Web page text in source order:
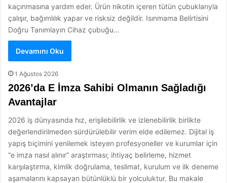
kaçınmasına yardım eder. Ürün nikotin içeren tütün çubuklarıyla
çalışır, bağımlılık yapar ve risksiz değildir. Isınmama Belirtisini
Doğru Tanımlayın Cihaz çubuğu…
Devamını Oku
1 Ağustos 2026
2026’da E İmza Sahibi Olmanın Sağladığı
Avantajlar
2026 iş dünyasında hız, erişilebilirlik ve izlenebilirlik birlikte
değerlendirilmeden sürdürülebilir verim elde edilemez. Dijital iş
yapış biçimini yenilemek isteyen profesyoneller ve kurumlar için
“e imza nasıl alınır” araştırması; ihtiyaç belirleme, hizmet
karşılaştırma, kimlik doğrulama, teslimat, kurulum ve ilk deneme
aşamalarını kapsayan bütünlüklü bir yolculuktur. Bu makale